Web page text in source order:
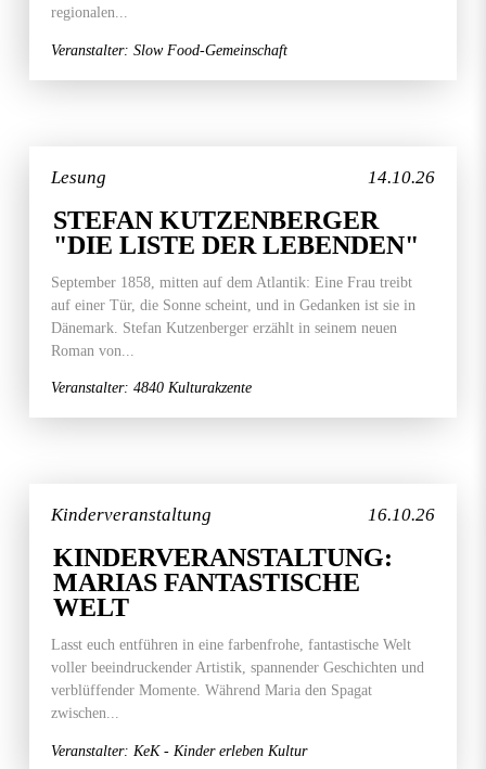
regionalen...
Veranstalter: Slow Food-Gemeinschaft
14.10.26
Lesung
STEFAN KUTZENBERGER
"DIE LISTE DER LEBENDEN"
September 1858, mitten auf dem Atlantik: Eine Frau treibt
auf einer Tür, die Sonne scheint, und in Gedanken ist sie in
Dänemark. Stefan Kutzenberger erzählt in seinem neuen
Roman von...
Veranstalter: 4840 Kulturakzente
16.10.26
Kinderveranstaltung
KINDERVERANSTALTUNG:
MARIAS FANTASTISCHE
WELT
Lasst euch entführen in eine farbenfrohe, fantastische Welt
voller beeindruckender Artistik, spannender Geschichten und
verblüffender Momente. Während Maria den Spagat
zwischen...
Veranstalter: KeK - Kinder erleben Kultur